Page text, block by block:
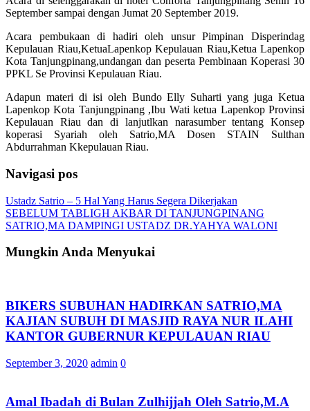
September sampai dengan Jumat 20 September 2019.
Acara pembukaan di hadiri oleh unsur Pimpinan Disperindag
Kepulauan Riau,KetuaLapenkop Kepulauan Riau,Ketua Lapenkop
Kota Tanjungpinang,undangan dan peserta Pembinaan Koperasi 30
PPKL Se Provinsi Kepulauan Riau.
Adapun materi di isi oleh Bundo Elly Suharti yang juga Ketua
Lapenkop Kota Tanjungpinang ,Ibu Wati ketua Lapenkop Provinsi
Kepulauan Riau dan di lanjutlkan narasumber tentang Konsep
koperasi Syariah oleh Satrio,MA Dosen STAIN Sulthan
Abdurrahman Kkepulauan Riau.
Navigasi pos
Ustadz Satrio – 5 Hal Yang Harus Segera Dikerjakan
SEBELUM TABLIGH AKBAR DI TANJUNGPINANG
SATRIO,MA DAMPINGI USTADZ DR.YAHYA WALONI
Mungkin Anda Menyukai
BIKERS SUBUHAN HADIRKAN SATRIO,MA
KAJIAN SUBUH DI MASJID RAYA NUR ILAHI
KANTOR GUBERNUR KEPULAUAN RIAU
September 3, 2020 admin 0
Amal Ibadah di Bulan Zulhijjah Oleh Satrio,M.A